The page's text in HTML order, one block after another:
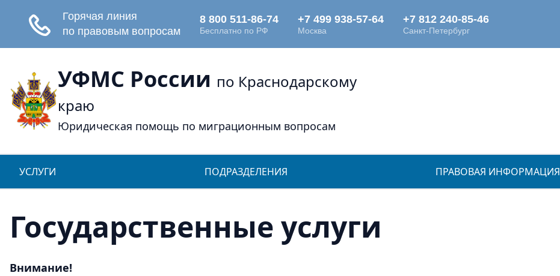
УФМС России по Краснодарскому
краю
Юридическая помощь по миграционным вопросам
УСЛУГИ ПОДРАЗДЕЛЕНИЯ ПРАВОВАЯ ИНФОРМАЦИЯ
Государственные услуги
Внимание!